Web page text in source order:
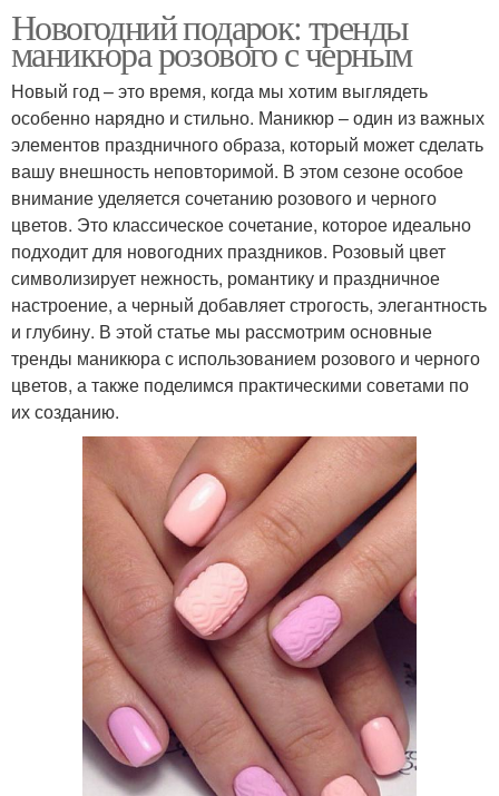
Новогодний подарок: тренды
маникюра розового с черным
Новый год – это время, когда мы хотим выглядеть
особенно нарядно и стильно. Маникюр – один из важных
элементов праздничного образа, который может сделать
вашу внешность неповторимой. В этом сезоне особое
внимание уделяется сочетанию розового и черного
цветов. Это классическое сочетание, которое идеально
подходит для новогодних праздников. Розовый цвет
символизирует нежность, романтику и праздничное
настроение, а черный добавляет строгость, элегантность
и глубину. В этой статье мы рассмотрим основные
тренды маникюра с использованием розового и черного
цветов, а также поделимся практическими советами по
их созданию.